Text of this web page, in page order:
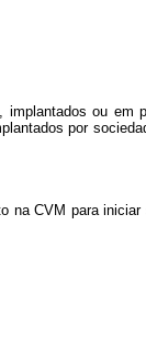
ou em
por
na CVM para